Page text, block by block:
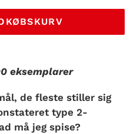
eksemplarer
de fleste stiller sig
type 2-
må jeg spise?